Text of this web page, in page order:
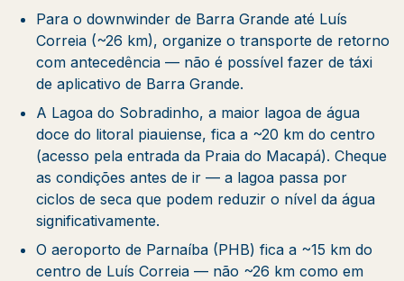
Para o downwinder de Barra Grande até Luís
Correia (~26 km), organize o transporte de retorno
com antecedência — não é possível fazer de táxi
de aplicativo de Barra Grande.
A Lagoa do Sobradinho, a maior lagoa de água
doce do litoral piauiense, fica a ~20 km do centro
(acesso pela entrada da Praia do Macapá). Cheque
as condições antes de ir — a lagoa passa por
ciclos de seca que podem reduzir o nível da água
significativamente.
O aeroporto de Parnaíba (PHB) fica a ~15 km do
centro de Luís Correia — não ~26 km como em